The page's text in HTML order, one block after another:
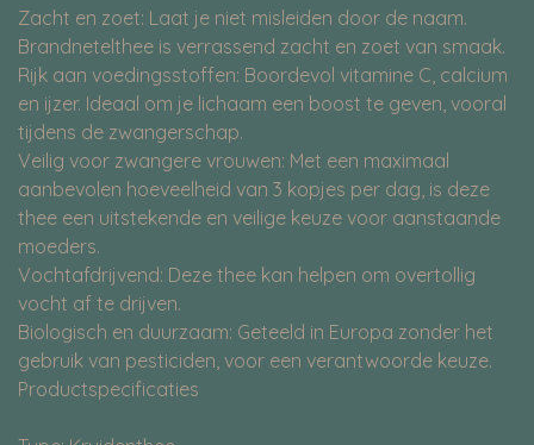
Zacht en zoet: Laat je niet misleiden door de naam.
Brandnetelthee is verrassend zacht en zoet van smaak.
Rijk aan voedingsstoffen: Boordevol vitamine C, calcium
en ijzer. Ideaal om je lichaam een boost te geven, vooral
tijdens de zwangerschap.
Veilig voor zwangere vrouwen: Met een maximaal
aanbevolen hoeveelheid van 3 kopjes per dag, is deze
thee een uitstekende en veilige keuze voor aanstaande
moeders.
Vochtafdrijvend: Deze thee kan helpen om overtollig
vocht af te drijven.
Biologisch en duurzaam: Geteeld in Europa zonder het
gebruik van pesticiden, voor een verantwoorde keuze.
Productspecificaties